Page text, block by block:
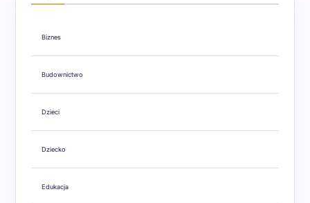
Biznes
Budownictwo
Dzieci
Dziecko
Edukacja